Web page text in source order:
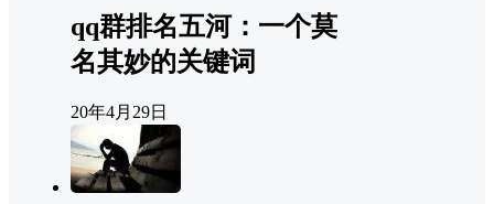
qq群排名五河：一个莫
名其妙的关键词
20年4月29日